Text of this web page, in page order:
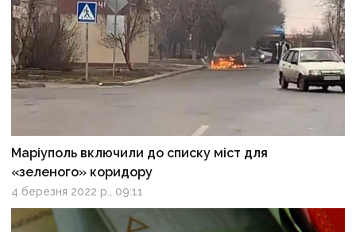
Маріуполь включили до списку міст для
«зеленого» коридору
4 березня 2022 р., 09:11